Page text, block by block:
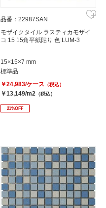
品番：22987SAN
モザイクタイル ラスティカモザイ
コ 15 15角平紙貼り 色:LUM-3
15×15×7 mm
標準品
￥24,983/ケース （税込）
￥13,149/m2 （税込）
21%OFF